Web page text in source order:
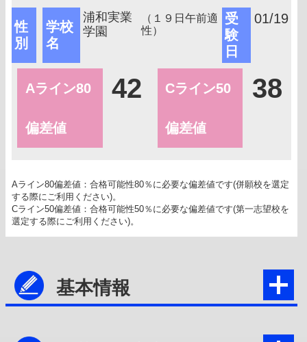
性
別
学校
名
浦和実業
学園
（１９日午前適
性）
受
験
日
01/19
Aライン80
偏差値
42 Cライン50
偏差値
38
Aライン80偏差値：合格可能性80％に必要な偏差値です(併願校を選定
する際にご利用ください)。
Cライン50偏差値：合格可能性50％に必要な偏差値です(第一志望校を
選定する際にご利用ください)。
基本情報